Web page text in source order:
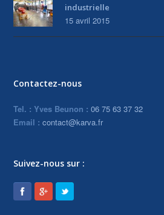
industrielle
15 avril 2015
Contactez-nous
Tel. : Yves Beunon : 06 75 63 37 32
Email :contact@karva.fr
Suivez-nous sur :